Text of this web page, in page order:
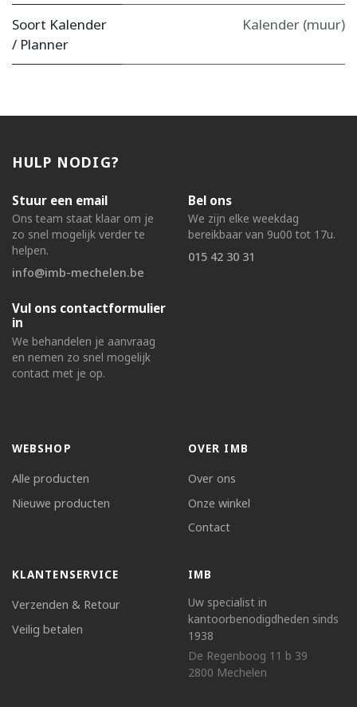
Soort Kalender
/ Planner
Kalender (muur)
HULP NODIG?
Stuur een email
Ons team staat klaar om je
zo snel mogelijk verder te
helpen.
info@imb-mechelen.be
Bel ons
We zijn elke weekdag
bereikbaar van 9u00 tot 17u.
015 42 30 31
Vul ons contactformulier
in
We behandelen je aanvraag
en nemen zo snel mogelijk
contact met je op.
WEBSHOP
Alle producten
Nieuwe producten
OVER IMB
Over ons
Onze winkel
Contact
KLANTENSERVICE
Verzenden & Retour
Veilig betalen
IMB
Uw specialist in
kantoorbenodigdheden sinds
1938
De Regenboog 11 b 39
2800 Mechelen